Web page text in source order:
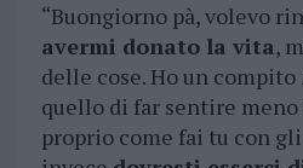
“Buongiorno pà, volevo
avermi donato la vita,
delle cose. Ho un
quello di far sentire
proprio come fai tu con